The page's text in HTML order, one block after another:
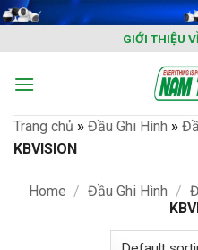
Skip
content
GIỚI THIỆU
Trang chủ » Đầu Ghi Hình »
KBVISION
Home / Đầu Ghi Hình /